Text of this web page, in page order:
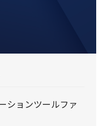
ションツールファ